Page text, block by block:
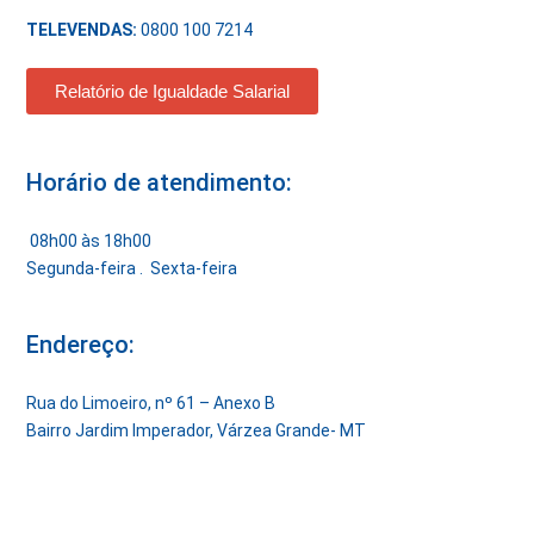
TELEVENDAS: 0800 100 7214
Relatório de Igualdade Salarial
Horário de atendimento:
08h00 às 18h00
Segunda-feira . Sexta-feira
Endereço:
Rua do Limoeiro, nº 61 – Anexo B
Bairro Jardim Imperador, Várzea Grande- MT